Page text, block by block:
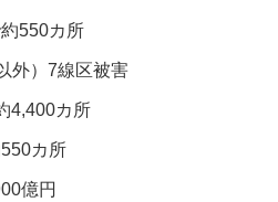
550カ所
外）7線区被害
4,400カ所
カ所
億円